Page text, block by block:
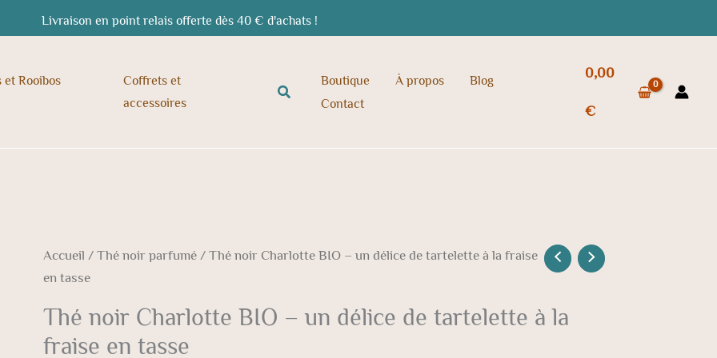
Livraison en point relais offerte dès 40 € d'achats !
Rooibos
Coffrets et
accessoires
Rechercher
Boutique À propos
Blog
Contact
0,00
€
Accueil / Thé noir parfumé/ Thé noir Charlotte BIO – un délice de tartelette à la fraise
en tasse
Thé noir Charlotte BIO – un délice de tartelette à la
fraise en tasse
quantité
de
noir
Charlotte